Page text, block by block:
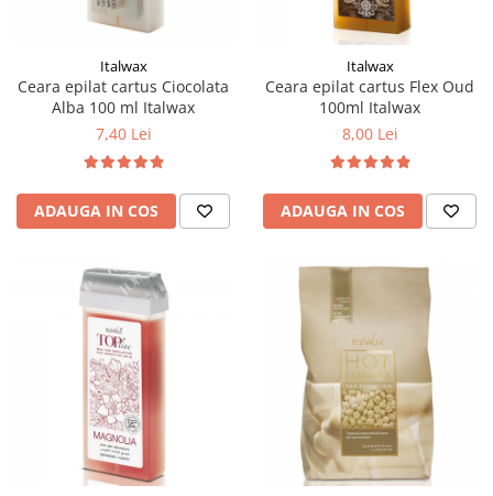
Italwax
Ceara epilat cartus Ciocolata
Alba 100 ml Italwax
7,40 Lei
ADAUGA IN COS
Italwax
Ceara epilat cartus Flex Oud
100ml Italwax
8,00 Lei
ADAUGA IN COS